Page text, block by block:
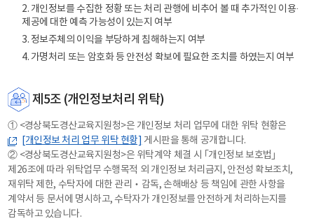
2. 개인정보를 수집한 정황 또는 처리 관행에 비추어 볼 때 추가적인 이용·
제공에 대한 예측 가능성이 있는지 여부
3. 정보주체의 이익을 부당하게 침해하는지 여부
4. 가명처리 또는 암호화 등 안전성 확보에 필요한 조치를 하였는지 여부
제5조 (개인정보처리 위탁)
① <경상북도경산교육지원청>은 개인정보 처리 업무에 대한 위탁 현황은
[개인정보 처리 업무 위탁 현황]
게시판을 통해 공개합니다.
② <경상북도경산교육지원청>은 위탁계약 체결 시 ｢개인정보 보호법｣
제26조에 따라 위탁업무 수행목적 외 개인정보 처리금지, 안전성 확보조치,
재위탁 제한, 수탁자에 대한 관리‧감독, 손해배상 등 책임에 관한 사항을
계약서 등 문서에 명시하고, 수탁자가 개인정보를 안전하게 처리하는지를
감독하고 있습니다.